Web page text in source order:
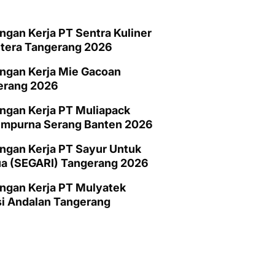
Kerja PT Sentra Kuliner
Tangerang 2026
Kerja Mie Gacoan
2026
Kerja PT Muliapack
Serang Banten 2026
Kerja PT Sayur Untuk
(SEGARI) Tangerang 2026
Kerja PT Mulyatek
Andalan Tangerang